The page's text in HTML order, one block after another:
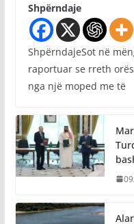
Shpërndaje
ShpërndajeSot në
raportuar se rreth
nga një moped me të